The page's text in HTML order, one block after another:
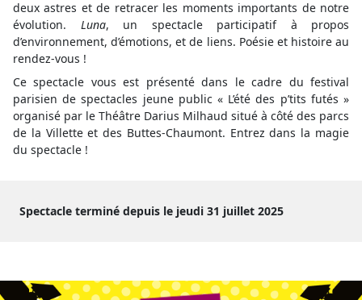
deux astres et de retracer les moments importants de notre
évolution. Luna, un spectacle participatif à propos
d’environnement, d’émotions, et de liens. Poésie et histoire au
rendez-vous !
Ce spectacle vous est présenté dans le cadre du festival
parisien de spectacles jeune public « L’été des p’tits futés »
organisé par le Théâtre Darius Milhaud situé à côté des parcs
de la Villette et des Buttes-Chaumont. Entrez dans la magie
du spectacle !
Spectacle terminé depuis le jeudi 31 juillet 2025